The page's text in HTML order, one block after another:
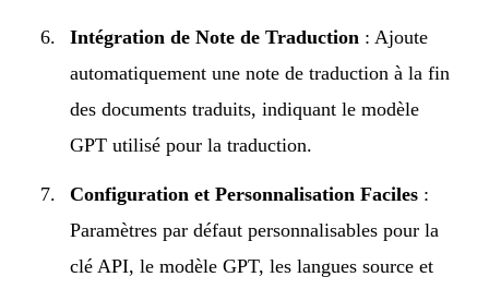
Intégration de Note de Traduction : Ajoute
automatiquement une note de traduction à la fin
des documents traduits, indiquant le modèle
GPT utilisé pour la traduction.
Configuration et Personnalisation Faciles :
Paramètres par défaut personnalisables pour la
clé API, le modèle GPT, les langues source et